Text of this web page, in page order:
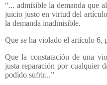
“... admisible la demanda que
juicio justo en virtud del
la demanda inadmisible.
Que se ha violado el artículo 6,
Que la constatación de una
justa reparación por cualquier
podido sufrir...”